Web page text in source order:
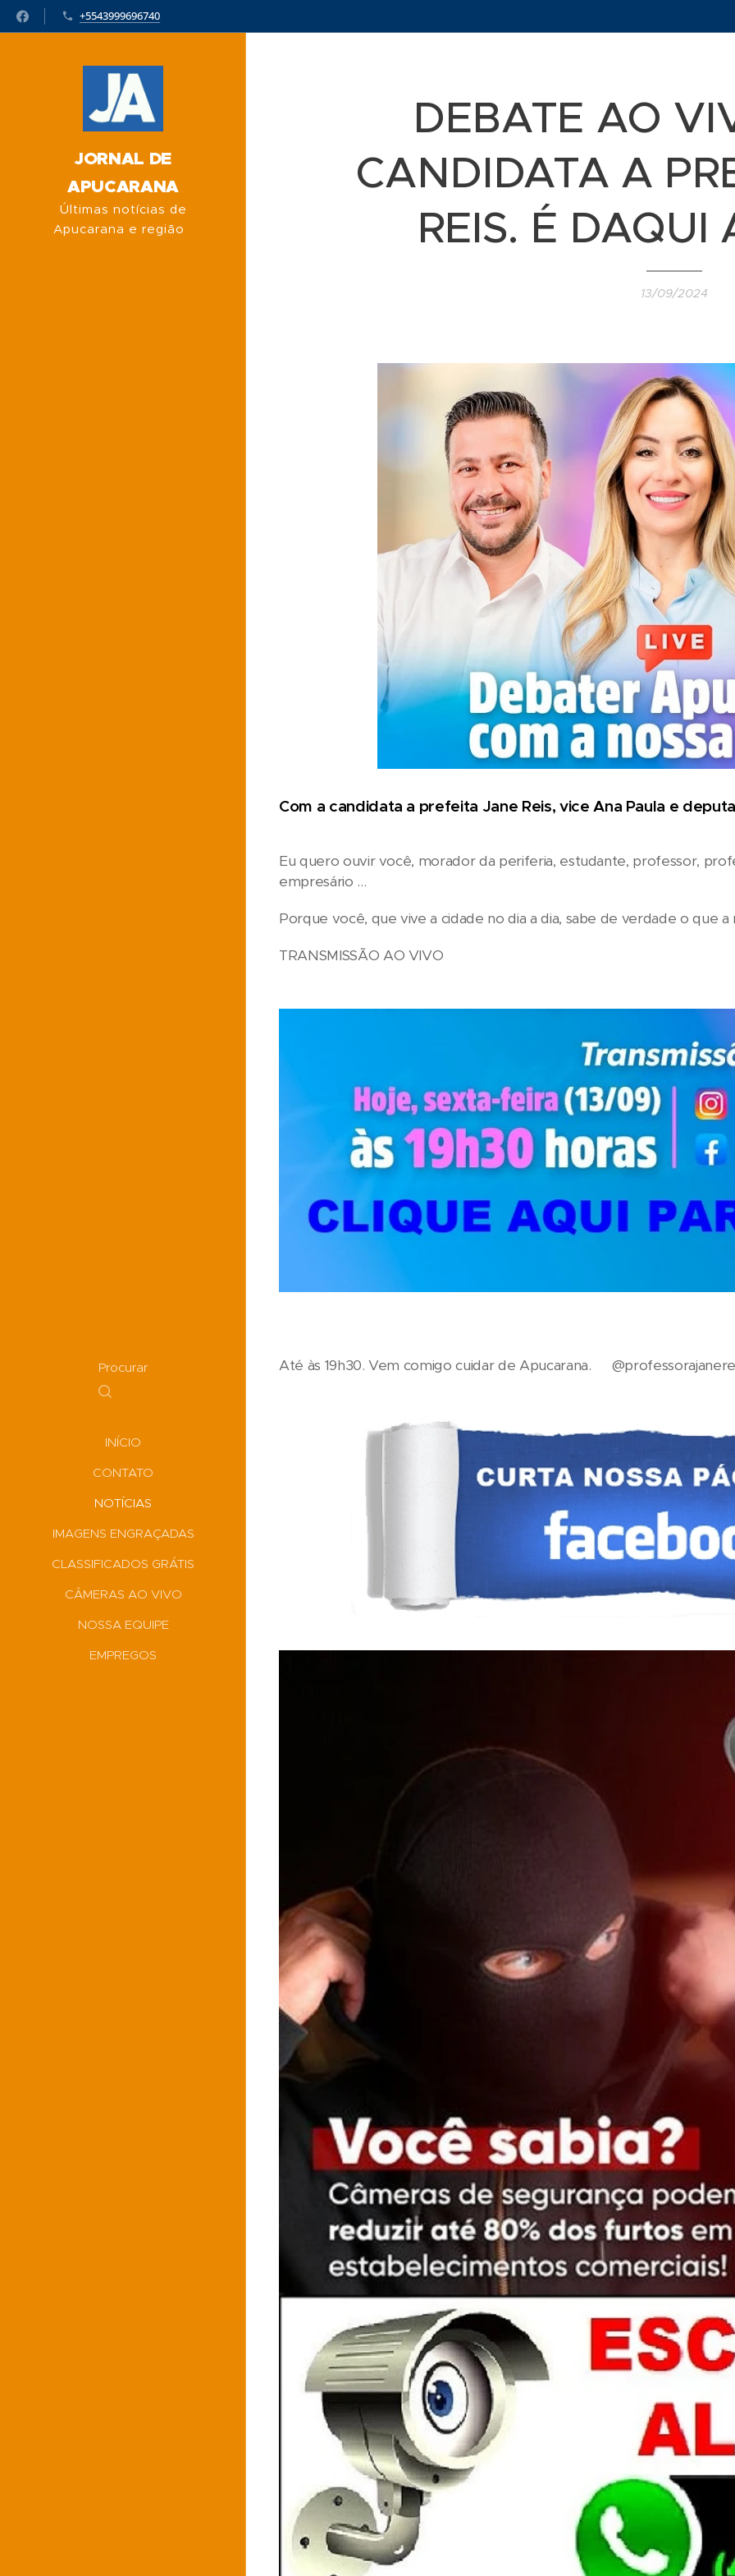
+5543999696740
JORNAL DE
APUCARANA
Últimas notícias de
Apucarana e região
Procurar
INÍCIO
CONTATO
NOTÍCIAS
IMAGENS ENGRAÇADAS
CLASSIFICADOS GRÁTIS
CÂMERAS AO VIVO
NOSSA EQUIPE
EMPREGOS
DEBATE AO
CANDIDATA A
REIS. É DAQUI
13/09/2024
Com a candidata a prefeita Jane Reis, vice Ana Paula e
Eu quero ouvir você, morador da periferia, estudante, professor,
empresário ...
Porque você, que vive a cidade no dia a dia, sabe de verdade o que a
TRANSMISSÃO AO VIVO
Até às 19h30. Vem comigo cuidar de Apucarana.